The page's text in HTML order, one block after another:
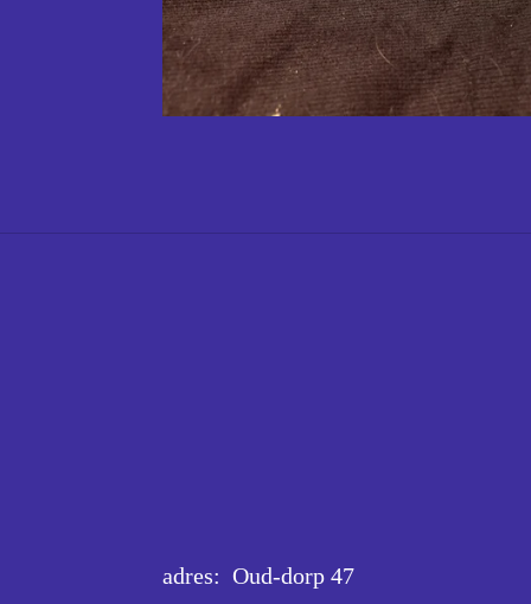
adres: Oud-dorp 47